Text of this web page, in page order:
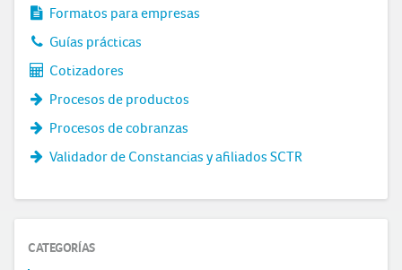
Formatos para empresas
Guías prácticas
Cotizadores
Procesos de productos
Procesos de cobranzas
Validador de Constancias y afiliados SCTR
CATEGORÍAS